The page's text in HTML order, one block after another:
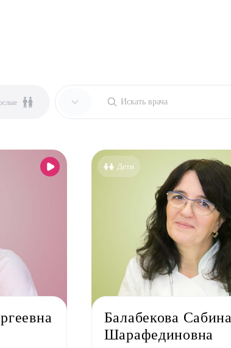
Аллерголог-иммунолог
Кардиолог детский
Мануальный терапевт
Невролог
Дети
Балабекова Сабина
Шарафединовна